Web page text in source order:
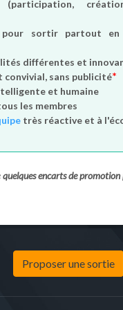
(participation,
sortir partout en
différentes et
convivial, sans publicité*
et humaine
les membres
très réactive et à
encarts de
Proposer une sortie